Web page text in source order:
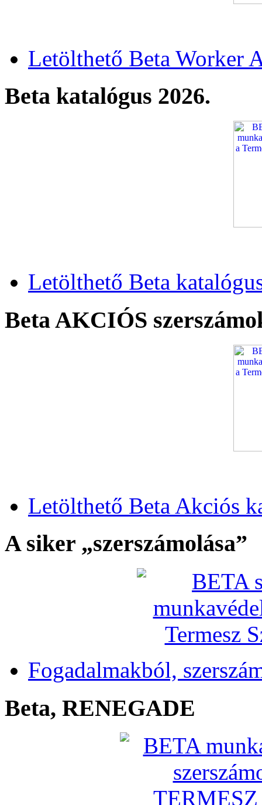
Letölthető Beta Worker
Beta katalógus 2026.
Letölthető Beta
Beta AKCIÓS
Letölthető Beta Akciós
A siker „szerszámolása”
Fogadalmakból,
Beta, RENEGADE